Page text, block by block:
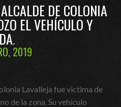
DE COLONIA
EL VEHÍCULO Y
2019
Lavalleja fue victima de
de la zona. Su vehículo